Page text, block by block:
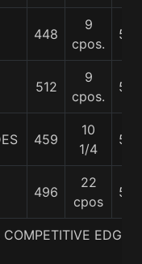
448
9
cpos.
55
512
9
cpos.
56
459
10
1/4
56
496
22
cpos
55
EDGE-